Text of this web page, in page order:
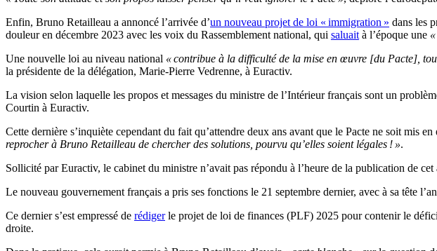
Enfin, Bruno Retailleau a annoncé l’arrivée d’un nouveau projet de loi « immigration » dans les
douleur en décembre 2023 avec les voix du Rassemblement national, qui saluait à l’époque une
Une nouvelle loi au niveau national « contribue à la difficulté de la mise en œuvre [du Pacte],
la présidente de la délégation, Marie-Pierre Vedrenne, à Euractiv.
La vision selon laquelle les propos et messages du ministre de l’Intérieur français sont un
Courtin à Euractiv.
Cette dernière s’inquiète cependant du fait qu’attendre deux ans avant que le Pacte ne soit mis
reprocher à Bruno Retailleau de chercher des solutions, pourvu qu’elles soient légales ! ».
Sollicité par Euractiv, le cabinet du ministre n’avait pas répondu à l’heure de la publication de cet
Le nouveau gouvernement français a pris ses fonctions le 21 septembre dernier, avec à sa tête
Ce dernier s’est empressé de rédigerle projet de loi de finances (PLF) 2025 pour contenir le
droite.